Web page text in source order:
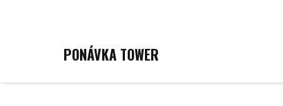
PONÁVKA TOWER